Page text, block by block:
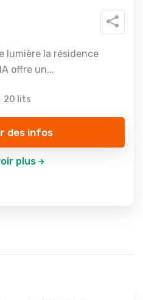
lumière la résidence
offre un...
20 lits
des infos
plus